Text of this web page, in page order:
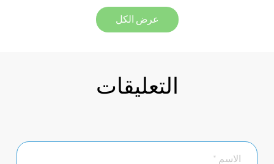
عرض الكل
التعليقات